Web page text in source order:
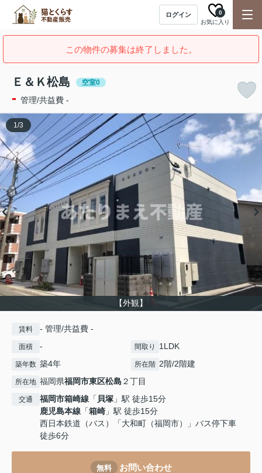
ログイン
お気に入り
0
この物件の募集は終了しました。
Ｅ＆Ｋ松島 空室0
- 管理/共益費 -
【外観】
1/3
賃料 - 管理/共益費 -
面積 - 間取り 1LDK
築年数 築4年 所在階 2階/2階建
所在地 福岡県福岡市東区松島 ２丁目
交通 福岡市箱崎線 「 貝塚 」駅 徒歩15分
鹿児島本線 「箱崎 」駅 徒歩15分
西日本鉄道（バス）「大和町（福岡市）」バス停下車
徒歩6分
無料 お問い合わせ